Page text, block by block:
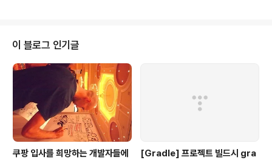
이 블로그 인기글
쿠팡 입사를 희망하는 개발자들에
[Gradle] 프로젝트 빌드시 gra